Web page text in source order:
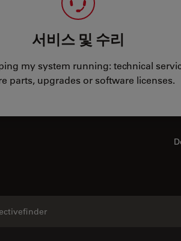
서비스 및 수리
my system running: technical
parts, upgrades or software licenses.